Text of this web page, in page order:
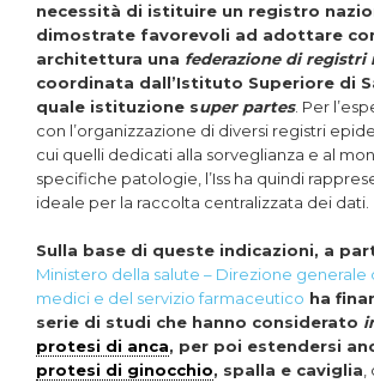
necessità di istituire un registro
dimostrate favorevoli ad adottare
architettura una federazione di registri
coordinata dall’Istituto Superiore di
quale istituzione super partes. Per
con l’organizzazione di diversi registri
cui quelli dedicati alla sorveglianza e al
specifiche patologie, l’Iss ha quindi
ideale per la raccolta centralizzata dei dati.
Sulla base di queste indicazioni, a
Ministero della salute – Direzione generale
medici e del servizio farmaceutico ha
serie di studi che hanno considerato
protesi di anca, per poi estendersi
protesi di ginocchio, spalla e caviglia